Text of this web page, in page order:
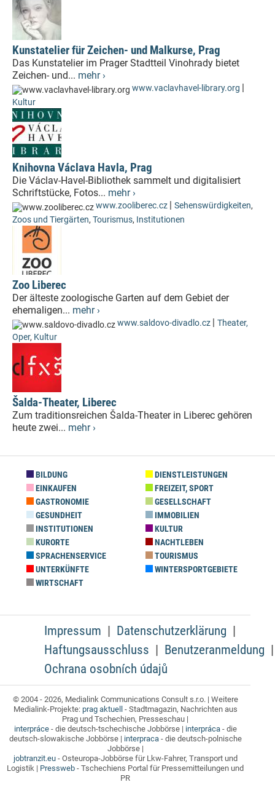
Kunstatelier für Zeichen- und Malkurse, Prag
Das Kunstatelier im Prager Stadtteil Vinohrady bietet
Zeichen- und... mehr ›
www.vaclavhavel-library.org |
Kultur
Knihovna Václava Havla, Prag
Die Václav-Havel-Bibliothek sammelt und digitalisiert
Schriftstücke, Fotos... mehr ›
www.zooliberec.cz | Sehenswürdigkeiten,
Zoos und Tiergärten, Tourismus, Institutionen
Zoo Liberec
Der älteste zoologische Garten auf dem Gebiet der
ehemaligen... mehr ›
www.saldovo-divadlo.cz | Theater,
Oper, Kultur
Šalda-Theater, Liberec
Zum traditionsreichen Šalda-Theater in Liberec gehören
heute zwei... mehr ›
BILDUNG
DIENSTLEISTUNGEN
EINKAUFEN
FREIZEIT, SPORT
GASTRONOMIE
GESELLSCHAFT
GESUNDHEIT
IMMOBILIEN
INSTITUTIONEN
KULTUR
KURORTE
NACHTLEBEN
SPRACHENSERVICE
TOURISMUS
UNTERKÜNFTE
WINTERSPORTGEBIETE
WIRTSCHAFT
Impressum
Datenschutzerklärung
Haftungsausschluss
Benutzeranmeldung
Ochrana osobních údajů
© 2004 - 2026, Medialink Communications Consult s.r.o. | Weitere
Medialink-Projekte: prag aktuell - Stadtmagazin, Nachrichten aus
Prag und Tschechien, Presseschau |
interpráce- die deutsch-tschechische Jobbörse | interpráca- die
deutsch-slowakische Jobbörse | interpraca- die deutsch-polnische
Jobbörse |
jobtranzit.eu- Osteuropa-Jobbörse für Lkw-Fahrer, Transport und
Logistik | Pressweb - Tschechiens Portal für Pressemitteilungen und
PR